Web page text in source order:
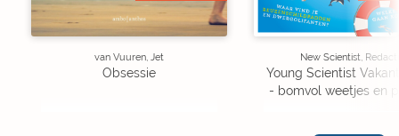
van Vuuren, Jet
Obsessie
New Scientist,
Young Scientist
- bomvol weetjes en